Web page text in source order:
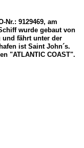
Nr.: 9129469, am
wurde gebaut von
und fährt unter der
ist Saint John´s.
"ATLANTIC COAST".